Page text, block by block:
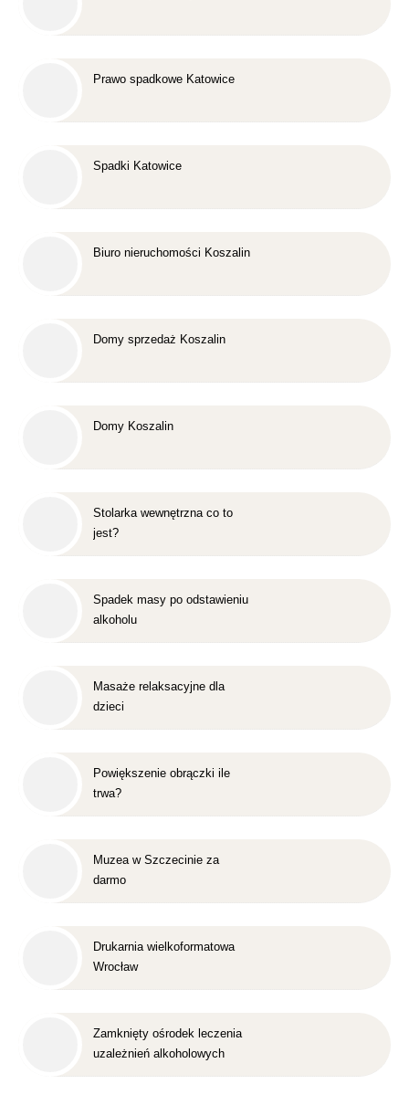
Prawo spadkowe Katowice
Spadki Katowice
Biuro nieruchomości Koszalin
Domy sprzedaż Koszalin
Domy Koszalin
Stolarka wewnętrzna co to
jest?
Spadek masy po odstawieniu
alkoholu
Masaże relaksacyjne dla
dzieci
Powiększenie obrączki ile
trwa?
Muzea w Szczecinie za
darmo
Drukarnia wielkoformatowa
Wrocław
Zamknięty ośrodek leczenia
uzależnień alkoholowych